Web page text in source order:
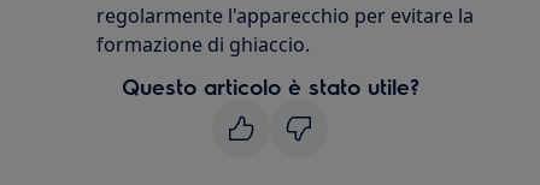
regolarmente l'apparecchio per evitare la
formazione di ghiaccio.
Questo articolo è stato utile?